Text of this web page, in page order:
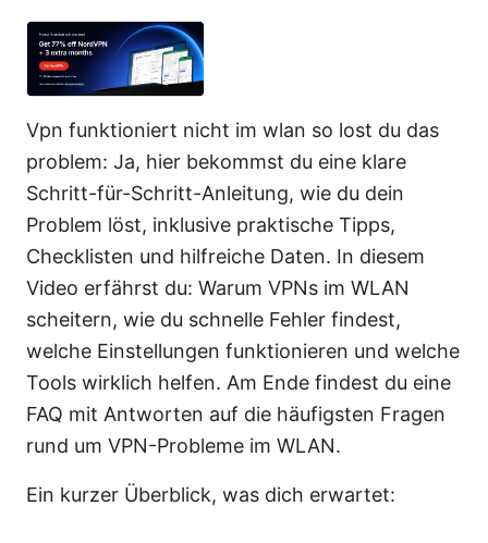
Vpn funktioniert nicht im wlan so lost du das
problem: Ja, hier bekommst du eine klare
Schritt-für-Schritt-Anleitung, wie du dein
Problem löst, inklusive praktische Tipps,
Checklisten und hilfreiche Daten. In diesem
Video erfährst du: Warum VPNs im WLAN
scheitern, wie du schnelle Fehler findest,
welche Einstellungen funktionieren und welche
Tools wirklich helfen. Am Ende findest du eine
FAQ mit Antworten auf die häufigsten Fragen
rund um VPN-Probleme im WLAN.
Ein kurzer Überblick, was dich erwartet: